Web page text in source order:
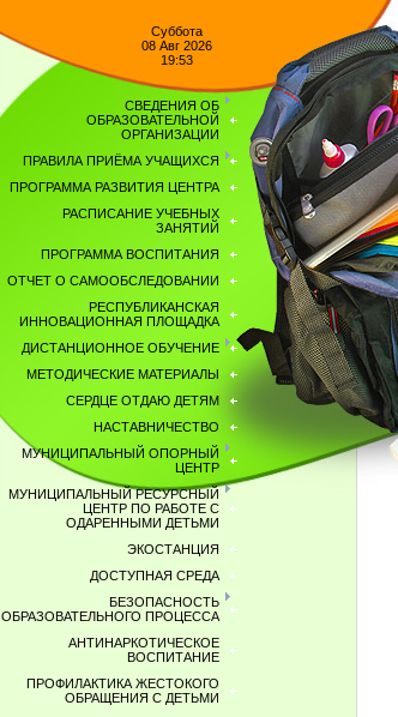
Суббота
08 Авг 2026
19:53
СВЕДЕНИЯ ОБ
ОБРАЗОВАТЕЛЬНОЙ
ОРГАНИЗАЦИИ
ПРАВИЛА ПРИЁМА УЧАЩИХСЯ
ПРОГРАММА РАЗВИТИЯ ЦЕНТРА
РАСПИСАНИЕ УЧЕБНЫХ
ЗАНЯТИЙ
ПРОГРАММА ВОСПИТАНИЯ
ОТЧЕТ О САМООБСЛЕДОВАНИИ
РЕСПУБЛИКАНСКАЯ
ИННОВАЦИОННАЯ ПЛОЩАДКА
ДИСТАНЦИОННОЕ ОБУЧЕНИЕ
МЕТОДИЧЕСКИЕ МАТЕРИАЛЫ
СЕРДЦЕ ОТДАЮ ДЕТЯМ
НАСТАВНИЧЕСТВО
МУНИЦИПАЛЬНЫЙ ОПОРНЫЙ
ЦЕНТР
МУНИЦИПАЛЬНЫЙ РЕСУРСНЫЙ
ЦЕНТР ПО РАБОТЕ С
ОДАРЕННЫМИ ДЕТЬМИ
ЭКОСТАНЦИЯ
ДОСТУПНАЯ СРЕДА
БЕЗОПАСНОСТЬ
ОБРАЗОВАТЕЛЬНОГО ПРОЦЕССА
АНТИНАРКОТИЧЕСКОЕ
ВОСПИТАНИЕ
ПРОФИЛАКТИКА ЖЕСТОКОГО
ОБРАЩЕНИЯ С ДЕТЬМИ